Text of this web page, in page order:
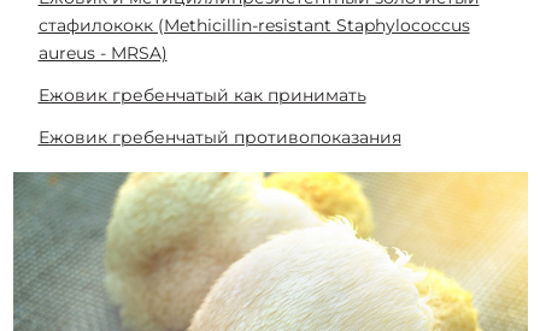
стафилококк (Methicillin-resistant Staphylococcus
aureus - MRSA)
Ежовик гребенчатый как принимать
Ежовик гребенчатый противопоказания